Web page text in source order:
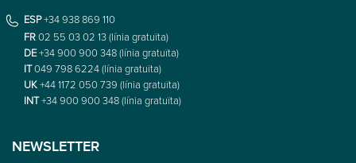
ESP+34 938 869 110
FR02 55 03 02 13 (línia gratuïta)
DE+34 900 900 348 (línia gratuïta)
IT049 798 6224 (línia gratuïta)
UK+44 1172 050 739 (línia gratuïta)
INT+34 900 900 348 (línia gratuïta)
NEWSLETTER